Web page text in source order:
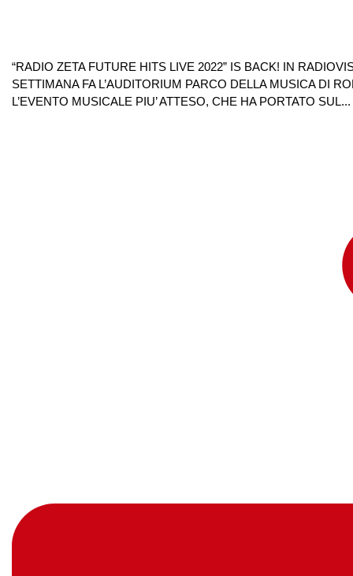
“RADIO ZETA FUTURE HITS LIVE 2022” IS BACK! IN
SETTIMANA FA L’AUDITORIUM PARCO DELLA MUSICA DI
L’EVENTO MUSICALE PIU’ ATTESO, CHE HA PORTATO SUL...